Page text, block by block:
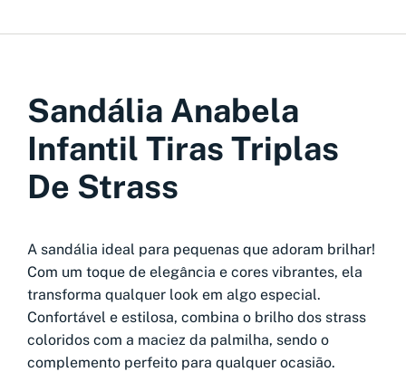
Sandália Anabela
Infantil Tiras Triplas
De Strass
A sandália ideal para pequenas que adoram brilhar!
Com um toque de elegância e cores vibrantes, ela
transforma qualquer look em algo especial.
Confortável e estilosa, combina o brilho dos strass
coloridos com a maciez da palmilha, sendo o
complemento perfeito para qualquer ocasião.